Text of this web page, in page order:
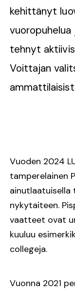
kehittänyt
tehnyt
Voittajan
Vuoden 2024
tamperelainen
ainutlaatuisella
nykytaiteen.
vaatteet ovat
kuuluu
collegeja.
Vuonna 2021